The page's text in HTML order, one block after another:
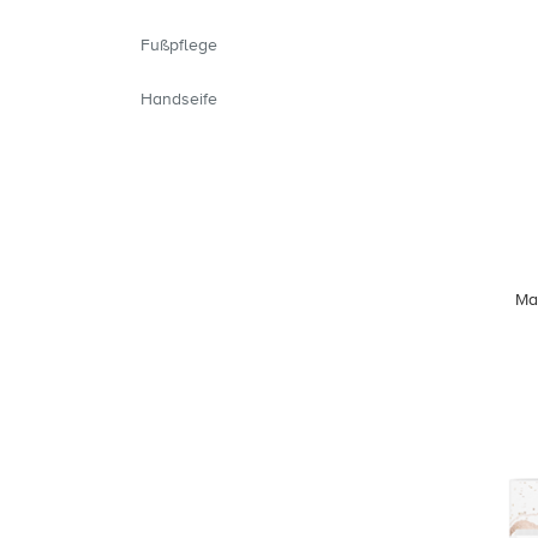
Fußpflege
Handseife